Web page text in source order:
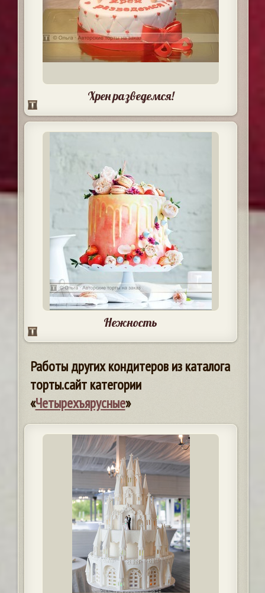
Хрен разведемся!
Нежность
Работы других кондитеров из каталога
торты.сайт категории
«Четырехъярусные»